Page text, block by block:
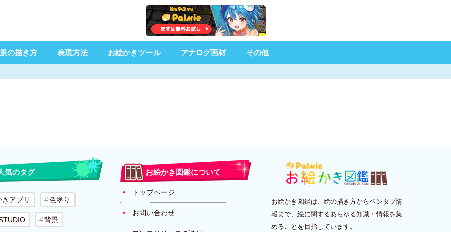
の描き方 表現方法 お絵かきツール アナログ画材 その他
気のタグ
アプリ 色塗り
背景
お絵かき図鑑について
トップページ
お問い合わせ
お絵かき図鑑は、絵の描き方からペンタブ情
報まで、絵に関するあらゆる知識・情報を集
めることを目指しています。